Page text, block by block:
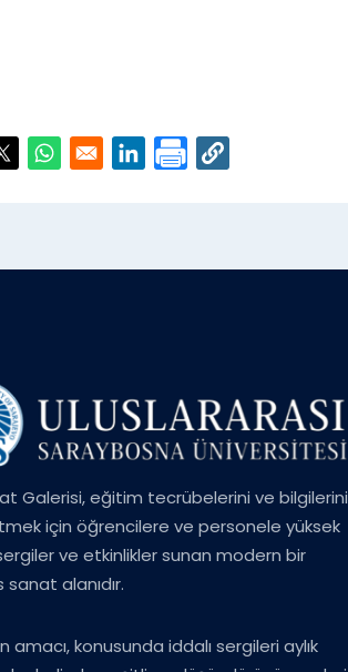
in a new window
Opens in a new window
Opens in a new window
Opens in a new window
Galerisi, eğitim tecrübelerini ve bilgilerini
için öğrencilere ve personele yüksek
ve etkinlikler sunan modern bir
alanıdır.
amacı, konusunda iddalı sergileri aylık